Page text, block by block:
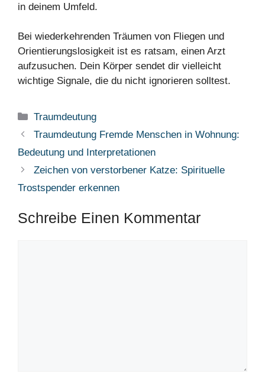
in deinem Umfeld.
Bei wiederkehrenden Träumen von Fliegen und
Orientierungslosigkeit ist es ratsam, einen Arzt
aufzusuchen. Dein Körper sendet dir vielleicht
wichtige Signale, die du nicht ignorieren solltest.
Kategorien
Traumdeutung
Traumdeutung Fremde Menschen in Wohnung:
Bedeutung und Interpretationen
Zeichen von verstorbener Katze: Spirituelle
Trostspender erkennen
Schreibe Einen Kommentar